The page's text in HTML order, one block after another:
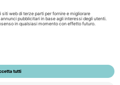
Policy sulla privacy